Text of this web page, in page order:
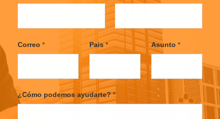
r
s
L
a
s
t
Correo * Pais* Asunto *
¿Cómo podemos ayudarte?*